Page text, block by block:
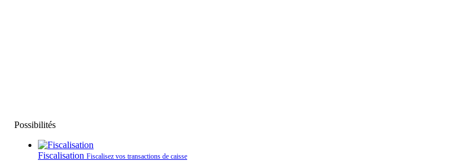
Possibilités
Fiscalisation Fiscalisez vos transactions de caisse